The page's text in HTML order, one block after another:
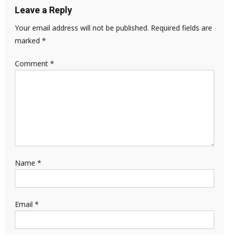
Leave a Reply
Your email address will not be published. Required fields are
marked *
Comment *
Name *
Email *